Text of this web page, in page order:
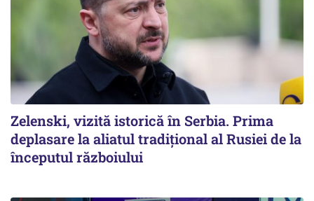
Zelenski, vizită istorică în Serbia. Prima
deplasare la aliatul tradițional al Rusiei de la
începutul războiului